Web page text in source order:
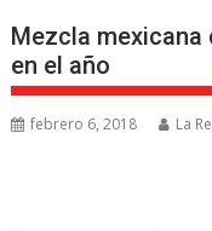
Mezcla
en el año
febrero 6, 2018 La